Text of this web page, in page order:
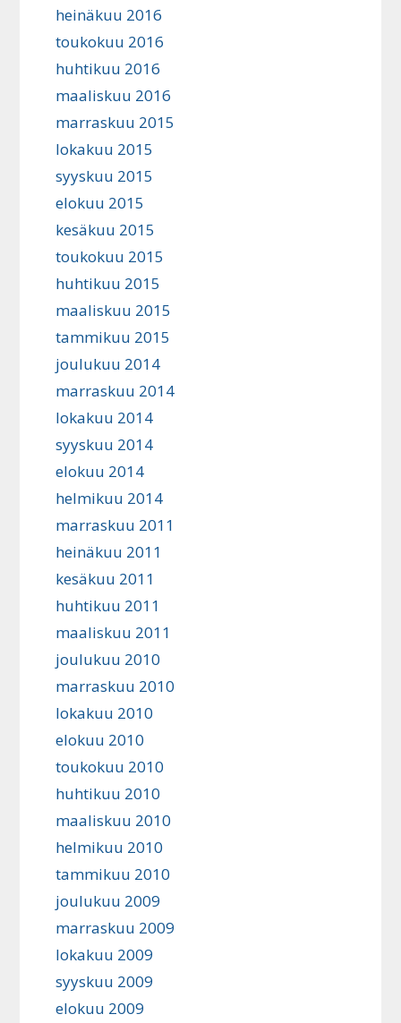
heinäkuu 2016
toukokuu 2016
huhtikuu 2016
maaliskuu 2016
marraskuu 2015
lokakuu 2015
syyskuu 2015
elokuu 2015
kesäkuu 2015
toukokuu 2015
huhtikuu 2015
maaliskuu 2015
tammikuu 2015
joulukuu 2014
marraskuu 2014
lokakuu 2014
syyskuu 2014
elokuu 2014
helmikuu 2014
marraskuu 2011
heinäkuu 2011
kesäkuu 2011
huhtikuu 2011
maaliskuu 2011
joulukuu 2010
marraskuu 2010
lokakuu 2010
elokuu 2010
toukokuu 2010
huhtikuu 2010
maaliskuu 2010
helmikuu 2010
tammikuu 2010
joulukuu 2009
marraskuu 2009
lokakuu 2009
syyskuu 2009
elokuu 2009